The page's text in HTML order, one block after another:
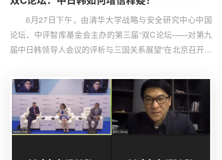
6月27日下午，由清华大学战略与安全研究中心中国
论坛、中评智库基金会主办的第三届“双C论坛——对第九
届中日韩领导人会议的评析与三国关系展望”在北京召开。
举行以及地区政治格局日趋复杂的背景下，就中日韩三国
如何面向未来，增信释疑展开了热烈讨论。